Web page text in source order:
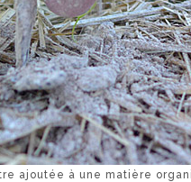
ajoutée à une matière